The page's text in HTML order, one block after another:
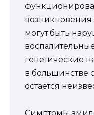
могут быть
генетические
в большинстве
остается
Симптомы